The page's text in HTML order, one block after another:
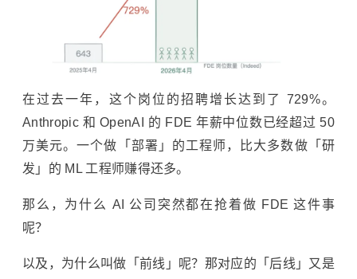
在过去一年，这个岗位的招聘增长达到了 729%。
Anthropic 和 OpenAI 的 FDE 年薪中位数已经超过 50
万美元。一个做「部署」的工程师，比大多数做「研
发」的 ML 工程师赚得还多。
那么，为什么 AI 公司突然都在抢着做 FDE 这件事
呢？
以及，为什么叫做「前线」呢？那对应的「后线」又是